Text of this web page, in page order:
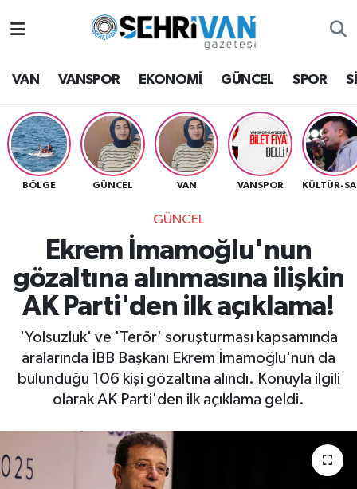
VAN VANSPOR EKONOMİ GÜNCEL SPOR
BÖLGE GÜNCEL VAN VANSPOR
GÜNCEL
Ekrem İmamoğlu'nun
gözaltına alınmasına ilişkin
AK Parti'den ilk açıklama!
'Yolsuzluk' ve 'Terör' soruşturması kapsamında
aralarında İBB Başkanı Ekrem İmamoğlu'nun da
bulunduğu 106 kişi gözaltına alındı. Konuyla ilgili
olarak AK Parti'den ilk açıklama geldi.
Van Hava Durumu
VAN Namaz Vakitleri
Van Trafik Yoğunluk Haritası
Süper Lig Puan Durumu ve Fikstür
Tüm Manşetler
Son Dakika Haberleri
Haber Arşivi